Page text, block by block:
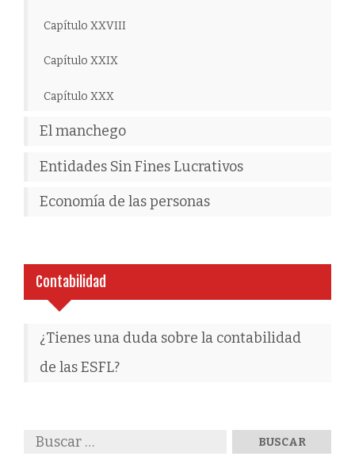
Capítulo XXVIII
Capítulo XXIX
Capítulo XXX
El manchego
Entidades Sin Fines Lucrativos
Economía de las personas
Contabilidad
¿Tienes una duda sobre la contabilidad
de las ESFL?